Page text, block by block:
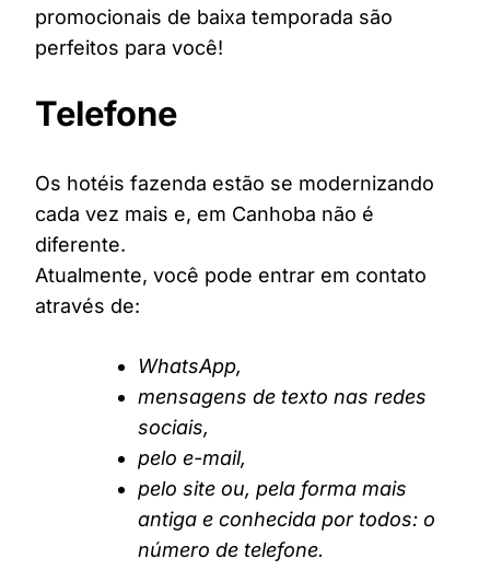
promocionais de baixa temporada são
perfeitos para você!
Telefone
Os hotéis fazenda estão se modernizando
cada vez mais e, em Canhoba não é
diferente.
Atualmente, você pode entrar em contato
através de:
WhatsApp,
mensagens de texto nas redes
sociais,
pelo e-mail,
pelo site ou, pela forma mais
antiga e conhecida por todos: o
número de telefone.